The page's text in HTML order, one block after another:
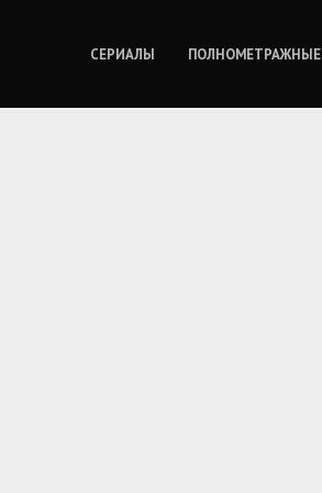
СЕРИАЛЫ ПОЛНОМЕТРАЖНЫЕ